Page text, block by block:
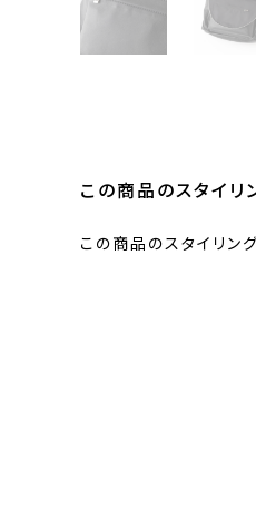
この商品のスタイリ
この商品のスタイリン